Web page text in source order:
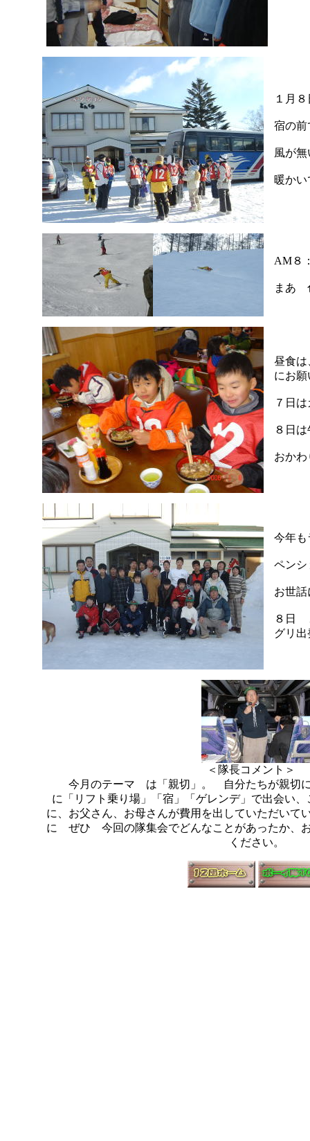
１月
宿の
風が
暖かい
AM８
まあ
昼食は
にお
７日
８日
おか
今年も
ペンシ
お世
８日
グリ出
＜隊長コメント＞
今月のテーマ は「親切」。 自分たちが親切に
に「リフト乗り場」「宿」「ゲレンデ」で出会い
に、お父さん、お母さんが費用を出していただい
に ぜひ 今回の隊集会でどんなことがあったか、
ください。